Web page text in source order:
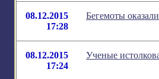
08.12.2015
17:28
Бегемоты
08.12.2015
17:24
Ученые